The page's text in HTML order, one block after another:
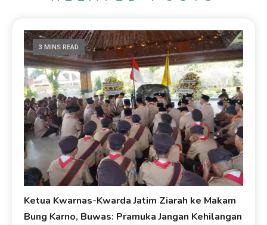
3 MINS READ
Ketua Kwarnas-Kwarda Jatim Ziarah ke Makam
Bung Karno, Buwas: Pramuka Jangan Kehilangan